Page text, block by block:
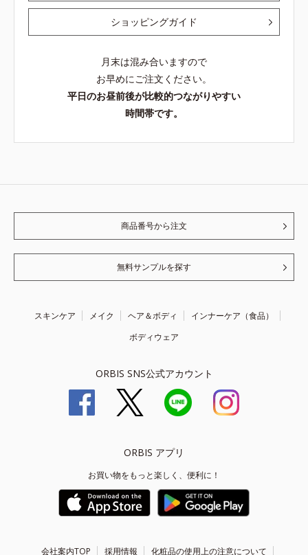
ショッピングガイド
月末は混み合いますので
お早めにご注文ください。
平日のお昼前後が比較的つながりやすい
時間帯です。
商品番号から注文
無料サンプルを探す
スキンケア メイク ヘア＆ボディ
インナーケア（食品）
ボディウェア
ORBIS SNS公式アカウント
ORBIS アプリ
お買い物をもっと楽しく、便利に！
会社案内TOP 採用情報 化粧品の使用上の注意について